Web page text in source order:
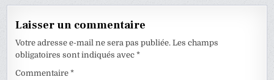
Laisser un commentaire
Votre adresse e-mail ne sera pas publiée. Les champs
obligatoires sont indiqués avec*
Commentaire*